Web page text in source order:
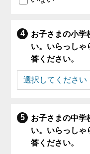
お子さまの小学
い。いらっしゃ
答ください。
お子さまの中学
い。いらっしゃ
答ください。